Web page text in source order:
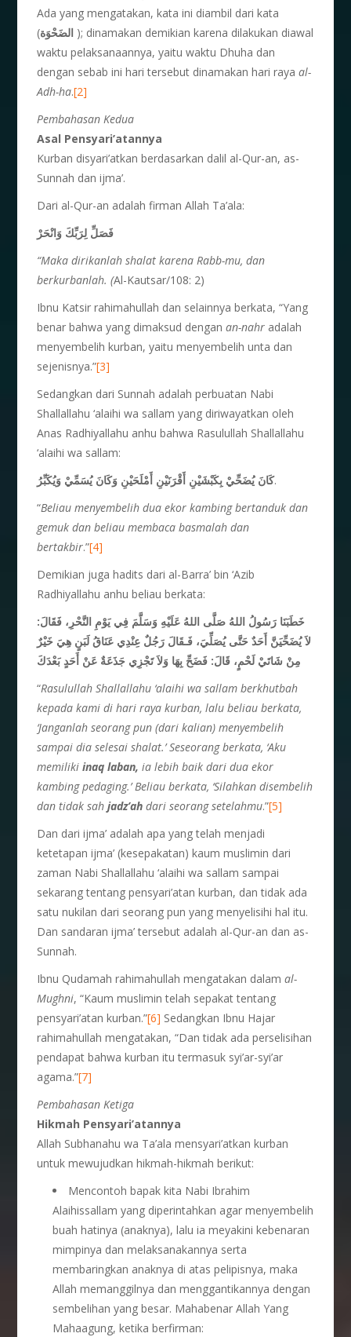
Ada yang mengatakan, kata ini diambil dari kata
(الضَحْوَة ); dinamakan demikian karena dilakukan diawal
waktu pelaksanaannya, yaitu waktu Dhuha dan
dengan sebab ini hari tersebut dinamakan hari rayaal-
Adh-ha.[2]
Pembahasan Kedua
Asal Pensyari’atannya
Kurban disyari’atkan berdasarkan dalil al-Qur-an, as-
Sunnah dan ijma’.
Dari al-Qur-an adalah firman Allah Ta’ala:
فَصَلِّ لِرَبِّكَ وَانْحَرْ
“Maka dirikanlah shalat karena Rabb-mu, dan
berkurbanlah. (Al-Kautsar/108: 2)
Ibnu Katsir rahimahullah dan selainnya berkata, “Yang
benar bahwa yang dimaksud denganan-nahr adalah
menyembelih kurban, yaitu menyembelih unta dan
sejenisnya.”[3]
Sedangkan dari Sunnah adalah perbuatan Nabi
Shallallahu ‘alaihi wa sallam yang diriwayatkan oleh
Anas Radhiyallahu anhu bahwa Rasulullah Shallallahu
‘alaihi wa sallam:
كَانَ يُضَحِّيْ بِكَبْشَيْنِ أَقْرَنَيْنِ أَمْلَحَيْنِ وَكَانَ يُسَمِّيْ وَيُكَبِّرُ.
“Beliau menyembelih dua ekor kambing bertanduk dan
gemuk dan beliau membaca basmalah dan
bertakbir.”[4]
Demikian juga hadits dari al-Barra’ bin ‘Azib
Radhiyallahu anhu beliau berkata:
خَطَبَنَا رَسُولُ اللهُ صَلَّى اللهُ عَلَيْهِ وَسَلَّمَ فِي يَوْمِ النَّحْرِ، فَقَالَ:
لاَ يُضَحِّيَنَّ أَحَدٌ حَتَّى يُصَلِّيَ، فَـقَالَ رَجُلٌ عِنْدِي عَنَاقُ لَبَنٍ هِيَ خَيْرٌ
مِنْ شَاتَيْ لَحْمٍ، قَالَ: فَضَحِّ بِهَا وَلاَ تَجْزِي جَذَعَةٌ عَنْ أَحَدٍ بَعْدَكَ
“Rasulullah Shallallahu ‘alaihi wa sallam berkhutbah
kepada kami di hari raya kurban, lalu beliau berkata,
‘Janganlah seorang pun (dari kalian) menyembelih
sampai dia selesai shalat.’ Seseorang berkata, ‘Aku
memilikiinaq laban,ia lebih baik dari dua ekor
kambing pedaging.’ Beliau berkata, ‘Silahkan disembelih
dan tidak sahjadz’ah dari seorang setelahmu.”[5]
Dan dari ijma’ adalah apa yang telah menjadi
ketetapan ijma’ (kesepakatan) kaum muslimin dari
zaman Nabi Shallallahu ‘alaihi wa sallam sampai
sekarang tentang pensyari’atan kurban, dan tidak ada
satu nukilan dari seorang pun yang menyelisihi hal itu.
Dan sandaran ijma’ tersebut adalah al-Qur-an dan as-
Sunnah.
Ibnu Qudamah rahimahullah mengatakan dalamal-
Mughni, “Kaum muslimin telah sepakat tentang
pensyari’atan kurban.”[6] Sedangkan Ibnu Hajar
rahimahullah mengatakan, “Dan tidak ada perselisihan
pendapat bahwa kurban itu termasuk syi’ar-syi’ar
agama.”[7]
Pembahasan Ketiga
Hikmah Pensyari’atannya
Allah Subhanahu wa Ta’ala mensyari’atkan kurban
untuk mewujudkan hikmah-hikmah berikut:
Mencontoh bapak kita Nabi Ibrahim
Alaihissallam yang diperintahkan agar menyembelih
buah hatinya (anaknya), lalu ia meyakini kebenaran
mimpinya dan melaksanakannya serta
membaringkan anaknya di atas pelipisnya, maka
Allah memanggilnya dan menggantikannya dengan
sembelihan yang besar. Mahabenar Allah Yang
Mahaagung, ketika berfirman: